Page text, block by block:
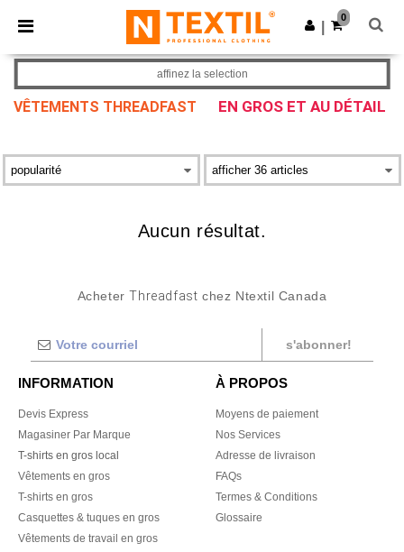
× Appli Ntextil
Meilleurs prix sur l’app !
Obtenir l'appli
0
VÊTEMENTS THREADFAST EN GROS ET AU DÉTAIL
affinez la selection
Aucun résultat.
AcheterThreadfast chez Ntextil Canada
s'abonner!
INFORMATION
Devis Express
Magasiner Par Marque
T-shirts en gros local
Vêtements en gros
T-shirts en gros
Casquettes & tuques en gros
Vêtements de travail en gros
À PROPOS
Moyens de paiement
Nos Services
Adresse de livraison
FAQs
Termes & Conditions
Glossaire